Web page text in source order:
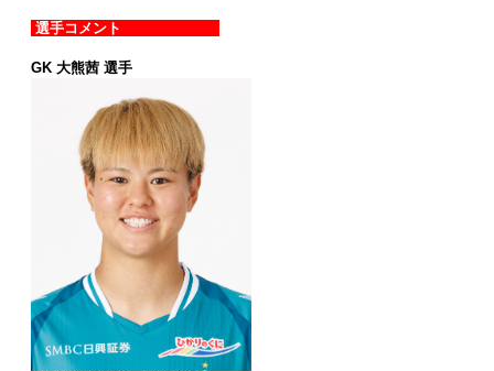
選手コメント
GK 大熊茜 選手